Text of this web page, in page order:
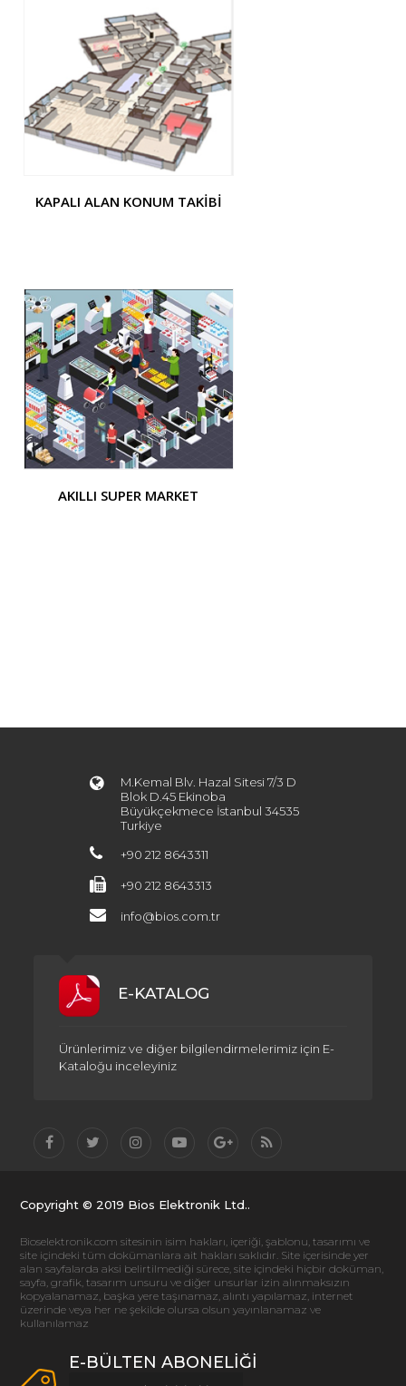
KAPALI ALAN KONUM TAKIBI
AKILLI SUPER MARKET
M.Kemal Blv. Hazal Sitesi 7/3 D
Blok D.45 Ekinoba
Büyükçekmece İstanbul 34535
Turkiye
+90 212 8643311
+90 212 8643313
info@bios.com.tr
E-KATALOG
Ürünlerimiz ve diğer bilgilendirmelerimiz için E-
Kataloğu inceleyiniz
Copyright © 2019 Bios Elektronik Ltd..
Bioselektronik.com sitesinin isim hakları, içeriği, şablonu, tasarımı ve
site içindeki tüm dokümanlara ait hakları saklıdır. Site içerisinde yer
alan sayfalarda aksi belirtilmediği sürece, site içindeki hiçbir doküman,
sayfa, grafik, tasarım unsuru ve diğer unsurlar izin alınmaksızın
kopyalanamaz, başka yere taşınamaz, alıntı yapılamaz, internet
üzerinde veya her ne şekilde olursa olsun yayınlanamaz ve
kullanılamaz
E-BÜLTEN ABONELİĞİ